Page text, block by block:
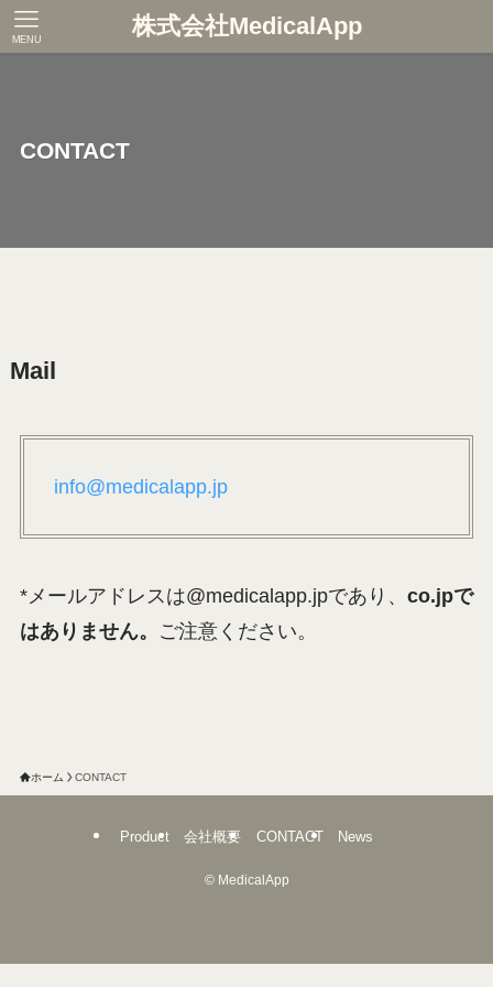
株式会社MedicalApp
MENU
CONTACT
Mail
info@medicalapp.jp
*メールアドレスは@medicalapp.jpであり、 co.jpで
はありません。
ご注意ください。
ホーム CONTACT
Product 会社概要 CONTACT News
©MedicalApp